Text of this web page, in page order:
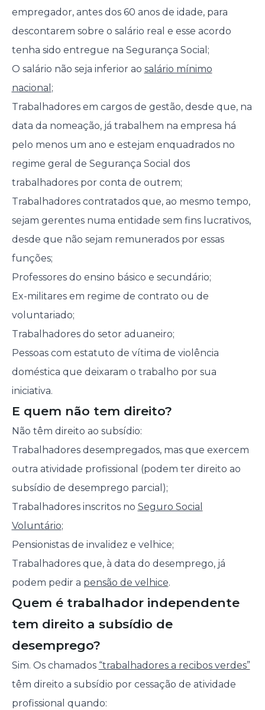
empregador, antes dos 60 anos de idade, para
descontarem sobre o salário real e esse acordo
tenha sido entregue na Segurança Social;
O salário não seja inferior ao salário mínimo
nacional ;
Trabalhadores em cargos de gestão, desde que, na
data da nomeação, já trabalhem na empresa há
pelo menos um ano e estejam enquadrados no
regime geral de Segurança Social dos
trabalhadores por conta de outrem;
Trabalhadores contratados que, ao mesmo tempo,
sejam gerentes numa entidade sem fins lucrativos,
desde que não sejam remunerados por essas
funções;
Professores do ensino básico e secundário;
Ex-militares em regime de contrato ou de
voluntariado;
Trabalhadores do setor aduaneiro;
Pessoas com estatuto de vítima de violência
doméstica que deixaram o trabalho por sua
iniciativa.
E quem não tem direito?
Não têm direito ao subsídio:
Trabalhadores desempregados, mas que exercem
outra atividade profissional (podem ter direito ao
subsídio de desemprego parcial);
Trabalhadores inscritos no Seguro Social
Voluntário;
Pensionistas de invalidez e velhice;
Trabalhadores que, à data do desemprego, já
podem pedir a pensão de velhice.
Quem é trabalhador independente
tem direito a subsídio de
desemprego?
Sim. Os chamados “trabalhadores a recibos verdes”
têm direito a subsídio por cessação de atividade
profissional quando: